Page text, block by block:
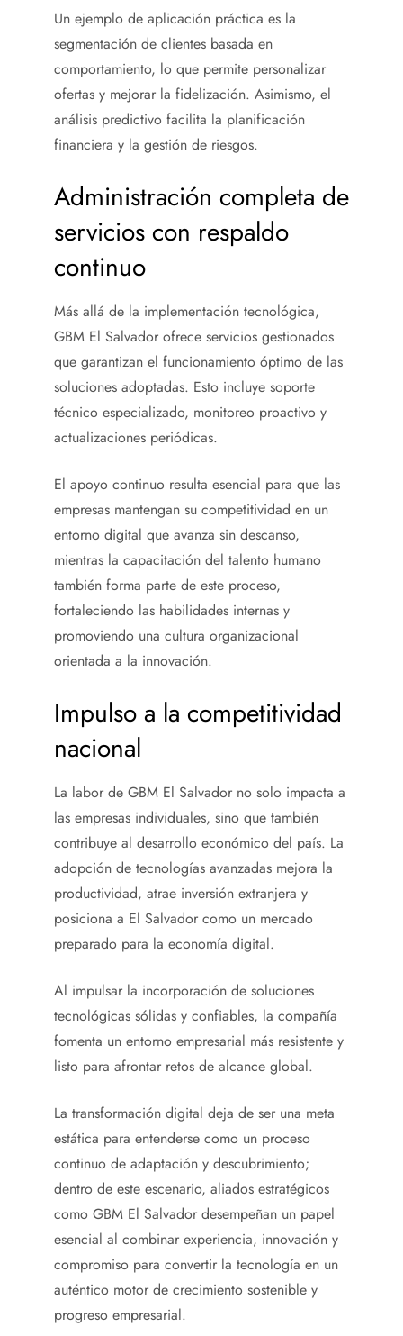
Un ejemplo de aplicación práctica es la
segmentación de clientes basada en
comportamiento, lo que permite personalizar
ofertas y mejorar la fidelización. Asimismo, el
análisis predictivo facilita la planificación
financiera y la gestión de riesgos.
Administración completa de
servicios con respaldo
continuo
Más allá de la implementación tecnológica,
GBM El Salvador ofrece servicios gestionados
que garantizan el funcionamiento óptimo de las
soluciones adoptadas. Esto incluye soporte
técnico especializado, monitoreo proactivo y
actualizaciones periódicas.
El apoyo continuo resulta esencial para que las
empresas mantengan su competitividad en un
entorno digital que avanza sin descanso,
mientras la capacitación del talento humano
también forma parte de este proceso,
fortaleciendo las habilidades internas y
promoviendo una cultura organizacional
orientada a la innovación.
Impulso a la competitividad
nacional
La labor de GBM El Salvador no solo impacta a
las empresas individuales, sino que también
contribuye al desarrollo económico del país. La
adopción de tecnologías avanzadas mejora la
productividad, atrae inversión extranjera y
posiciona a El Salvador como un mercado
preparado para la economía digital.
Al impulsar la incorporación de soluciones
tecnológicas sólidas y confiables, la compañía
fomenta un entorno empresarial más resistente y
listo para afrontar retos de alcance global.
La transformación digital deja de ser una meta
estática para entenderse como un proceso
continuo de adaptación y descubrimiento;
dentro de este escenario, aliados estratégicos
como GBM El Salvador desempeñan un papel
esencial al combinar experiencia, innovación y
compromiso para convertir la tecnología en un
auténtico motor de crecimiento sostenible y
progreso empresarial.